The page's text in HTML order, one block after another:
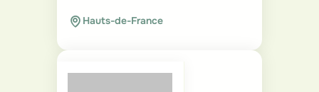
Hauts-de-France